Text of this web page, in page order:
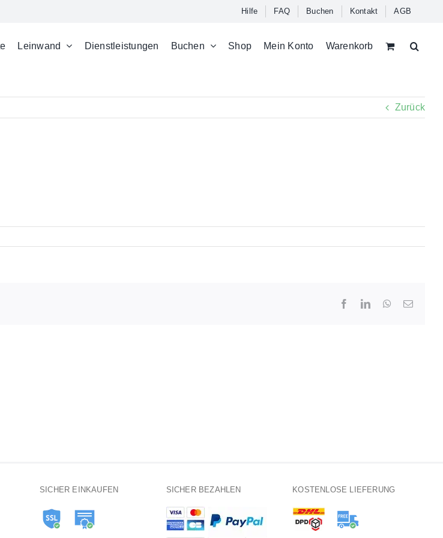
Hilfe FAQ Buchen Kontakt AGB
Leinwand Dienstleistungen Buchen Shop Mein Konto Warenkorb
Zurück
FacebookLinkedInWhatsApp
E-
SICHER EINKAUFEN SICHER BEZAHLEN KOSTENLOSE LIEFERUNG